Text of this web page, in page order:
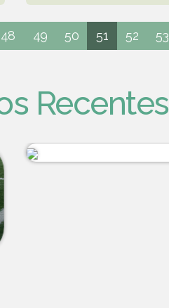
48 49 50 51 52 53
Recentes